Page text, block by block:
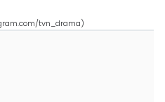
tvn_drama)